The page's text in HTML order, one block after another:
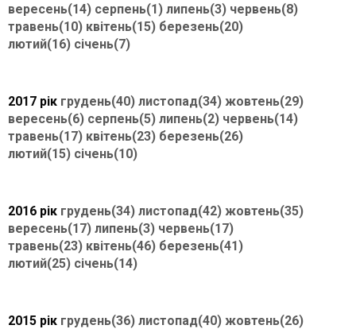
вересень(14) серпень(1) липень(3) червень(8)
травень(10) квітень(15) березень(20)
лютий(16) січень(7)
2017 рік грудень(40) листопад(34) жовтень(29)
вересень(6) серпень(5) липень(2) червень(14)
травень(17) квітень(23) березень(26)
лютий(15) січень(10)
2016 рік грудень(34) листопад(42) жовтень(35)
вересень(17) липень(3) червень(17)
травень(23) квітень(46) березень(41)
лютий(25) січень(14)
2015 рік грудень(36) листопад(40) жовтень(26)